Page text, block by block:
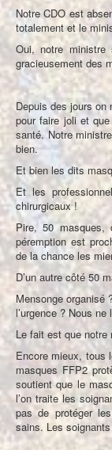
Notre CDO est
totalement et le
Oui, notre
gracieusement des
Depuis des jours
pour faire joli et
santé. Notre
bien.
Et bien les dits
Et les
chirurgicaux !
Pire, 50
péremption est
de la chance les
D’un autre côté 50
Mensonge organisé
l’urgence ? Nous
Le fait est que notre
Encore mieux, tous
masques FFP2
soutient que le
l’on traite les
pas de protéger
sains. Les